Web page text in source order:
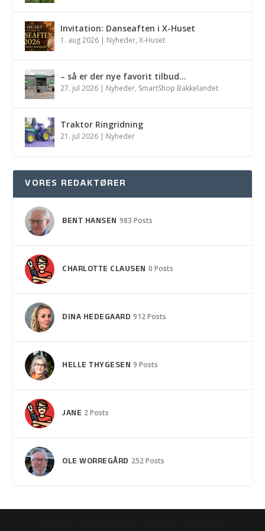
Invitation: Danseaften i X-Huset
1. aug 2026 | Nyheder,X-Huset
– så er der nye favorit tilbud…
27. jul 2026 | Nyheder, SmartShop Bakkelandet
Traktor Ringridning
21. jul 2026 | Nyheder
VORES REDAKTØRER
BENT HANSEN 983 Posts
CHARLOTTE CLAUSEN 0 Posts
DINA HEDEGAARD 912 Posts
HELLE THYGESEN 9 Posts
JANE 2 Posts
OLE WORREGÅRD 252 Posts